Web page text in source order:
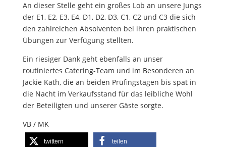
An dieser Stelle geht ein großes Lob an unsere Jungs
der E1, E2, E3, E4, D1, D2, D3, C1, C2 und C3 die sich
den zahlreichen Absolventen bei ihren praktischen
Übungen zur Verfügung stellten.
Ein riesiger Dank geht ebenfalls an unser
routiniertes Catering-Team und im Besonderen an
Jackie Kath, die an beiden Prüfingstagen bis spat in
die Nacht im Verkaufsstand für das leibliche Wohl
der Beteiligten und unserer Gäste sorgte.
VB / MK
twittern teilen